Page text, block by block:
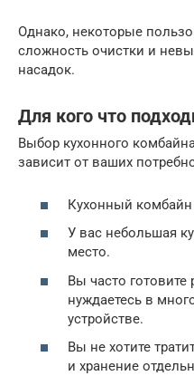
Однако, некоторые
сложность очистки и
насадок.
Для кого что
Выбор кухонного
зависит от ваших
Кухонный
У вас небольшая
место.
Вы часто
нуждаетесь в
устройстве.
Вы не хотите
и хранение